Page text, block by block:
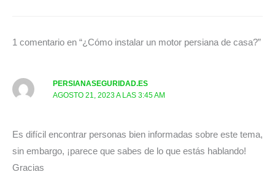
1 comentario en “¿Cómo instalar un motor persiana de casa?”
PERSIANASEGURIDAD.ES
AGOSTO 21, 2023 A LAS 3:45 AM
Es difícil encontrar personas bien informadas sobre este tema,
sin embargo, ¡parece que sabes de lo que estás hablando!
Gracias